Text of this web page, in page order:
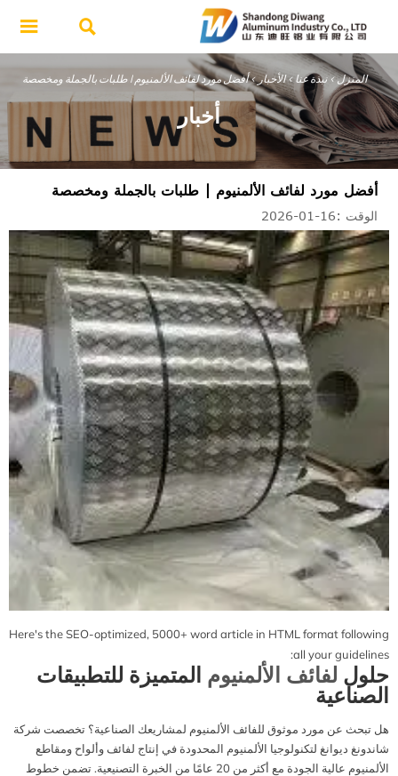


المنزل>نبذة عنا>الأخبار>أفضل مورد لفائف الألمنيوم | طلبات بالجملة ومخصصة
أخبار
أفضل مورد لفائف الألمنيوم | طلبات بالجملة ومخصصة
الوقت :16-01-2026
Here's the SEO-optimized, 5000+ word article in HTML format following
all your guidelines:
حلول لفائف الألمنيوم المتميزة للتطبيقات
الصناعية
هل تبحث عن مورد موثوق للفائف الألمنيوم لمشاريعك الصناعية؟ تخصصت شركة
شاندونغ ديوانغ لتكنولوجيا الألمنيوم المحدودة في إنتاج لفائف وألواح ومقاطع
الألمنيوم عالية الجودة مع أكثر من 20 عامًا من الخبرة التصنيعية. تضمن خطوط